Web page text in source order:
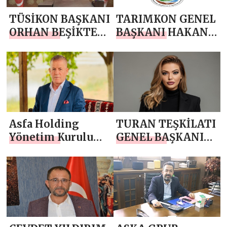
BAYRAMI MESAJI
TÜSİKON BAŞKANI
ORHAN BEŞİKTEPE
CUMHURİYET
BAYRAMI MESAJI
TARIMKON GENEL
BAŞKANI HAKAN
CUMHURİYET
BAYRAMI MESAJI
Asfa Holding
Yönetim Kurulu
Atasoy `dan 29
Ekim Cumhuriyet
Bayramı Mesajı
TURAN TEŞKİLATI
GENEL BAŞKANI
YÜRÜKSOY’ DAN
29 EKİM
CUMHURİYET
BAYRAMI MESAJI